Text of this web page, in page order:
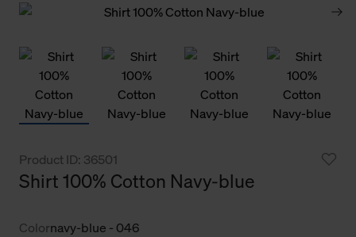
Product ID: 36501
Shirt 100% Cotton Navy-blue
Colornavy-blue - 046